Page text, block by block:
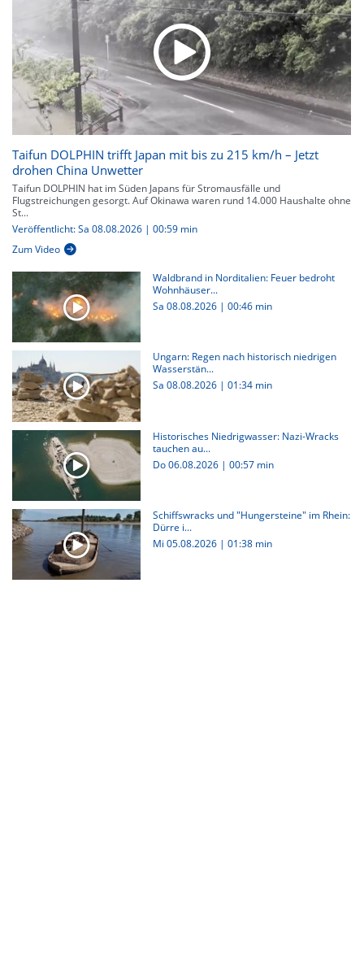
Taifun DOLPHIN trifft Japan mit bis zu 215 km/h – Jetzt
drohen China Unwetter
Taifun DOLPHIN hat im Süden Japans für Stromausfälle und
Flugstreichungen gesorgt. Auf Okinawa waren rund 14.000 Haushalte ohne
St...
Veröffentlicht: Sa 08.08.2026 | 00:59 min
Zum Video
Waldbrand in Norditalien: Feuer bedroht
Wohnhäuser...
Sa 08.08.2026 | 00:46 min
Ungarn: Regen nach historisch niedrigen
Wasserstän...
Sa 08.08.2026 | 01:34 min
Historisches Niedrigwasser: Nazi-Wracks
tauchen au...
Do 06.08.2026 | 00:57 min
Schiffswracks und "Hungersteine" im Rhein:
Dürre i...
Mi 05.08.2026 | 01:38 min